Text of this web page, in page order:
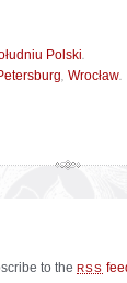
Polski
Wrocław
to the RSS